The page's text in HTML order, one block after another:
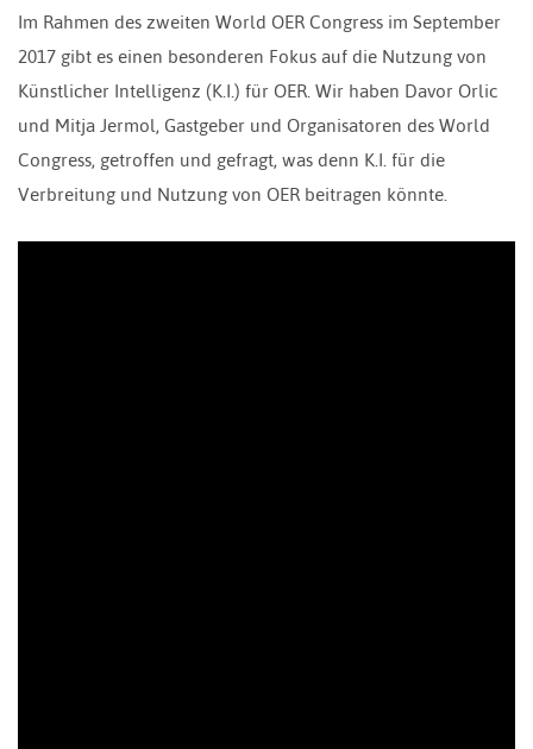
Im Rahmen des zweiten World OER Congress im September
2017 gibt es einen besonderen Fokus auf die Nutzung von
Künstlicher Intelligenz (K.I.) für OER. Wir haben Davor Orlic
und Mitja Jermol, Gastgeber und Organisatoren des World
Congress, getroffen und gefragt, was denn K.I. für die
Verbreitung und Nutzung von OER beitragen könnte.